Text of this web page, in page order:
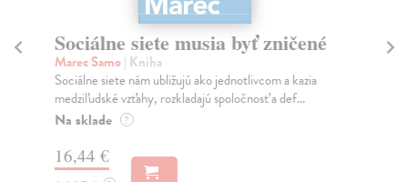
Sociálne siete musia byť zničené
Marec Samo| Kniha
Sociálne siete nám ubližujú ako jednotlivcom a kazia
medziľudské vzťahy, rozkladajú spoločnosť a def...
Na sklade ?
16,44 €